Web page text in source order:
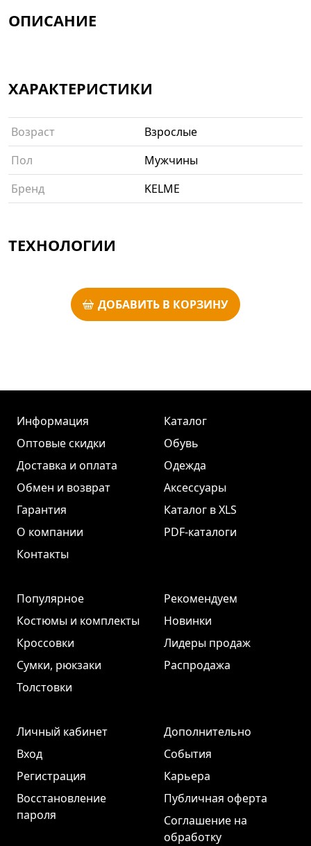
ОПИСАНИЕ
ХАРАКТЕРИСТИКИ
Возраст
Взрослые
Пол
Мужчины
Бренд
KELME
ТЕХНОЛОГИИ
ДОБАВИТЬ В КОРЗИНУ
Информация
Оптовые скидки
Доставка и оплата
Обмен и возврат
Гарантия
О компании
Контакты
Каталог
Обувь
Одежда
Аксессуары
Каталог в XLS
PDF-каталоги
Популярное
Костюмы и комплекты
Кроссовки
Сумки, рюкзаки
Толстовки
Рекомендуем
Новинки
Лидеры продаж
Распродажа
Личный кабинет
Вход
Регистрация
Восстановление
пароля
Дополнительно
События
Карьера
Публичная оферта
Соглашение на
обработку